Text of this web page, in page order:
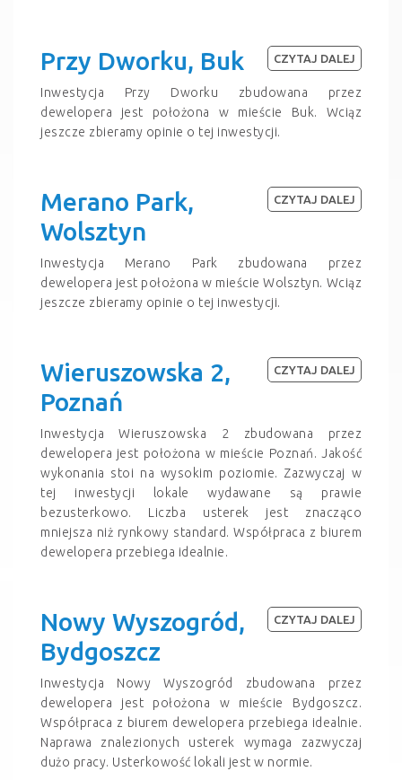
Przy Dworku, Buk
Inwestycja Przy Dworku zbudowana przez
dewelopera jest położona w mieście Buk. Wciąz
jeszcze zbieramy opinie o tej inwestycji.
CZYTAJ DALEJ
Merano Park,
Wolsztyn
Inwestycja Merano Park zbudowana przez
dewelopera jest położona w mieście Wolsztyn. Wciąz
jeszcze zbieramy opinie o tej inwestycji.
CZYTAJ DALEJ
Wieruszowska 2,
Poznań
Inwestycja Wieruszowska 2 zbudowana przez
dewelopera jest położona w mieście Poznań. Jakość
wykonania stoi na wysokim poziomie. Zazwyczaj w
tej inwestycji lokale wydawane są prawie
bezusterkowo. Liczba usterek jest znacząco
mniejsza niż rynkowy standard. Współpraca z biurem
dewelopera przebiega idealnie.
CZYTAJ DALEJ
Nowy Wyszogród,
Bydgoszcz
Inwestycja Nowy Wyszogród zbudowana przez
dewelopera jest położona w mieście Bydgoszcz.
Współpraca z biurem dewelopera przebiega idealnie.
Naprawa znalezionych usterek wymaga zazwyczaj
dużo pracy. Usterkowość lokali jest w normie.
CZYTAJ DALEJ